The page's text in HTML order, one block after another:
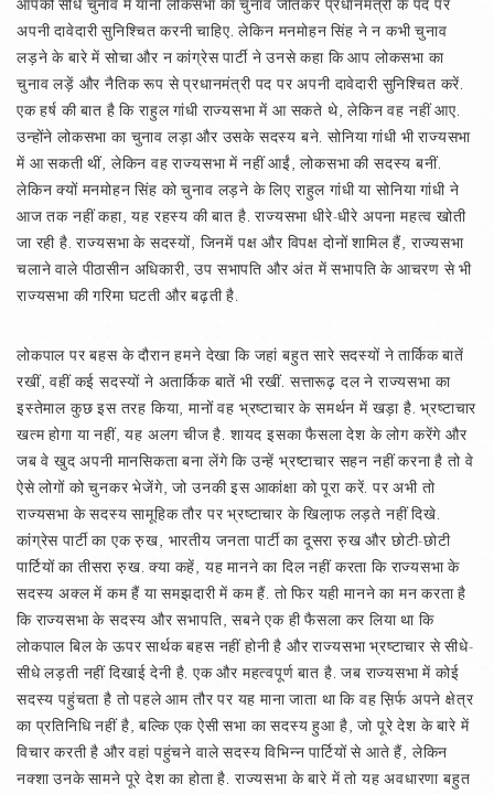
आपको सीधे चुनाव में यानी लोकसभा का चुनाव जीतकर प्रधानमंत्री के पद पर
अपनी दावेदारी सुनिश्चित करनी चाहिए. लेकिन मनमोहन सिंह ने न कभी चुनाव
लड़ने के बारे में सोचा और न कांग्रेस पार्टी ने उनसे कहा कि आप लोकसभा का
चुनाव लड़ें और नैतिक रूप से प्रधानमंत्री पद पर अपनी दावेदारी सुनिश्चित करें.
एक हर्ष की बात है कि राहुल गांधी राज्यसभा में आ सकते थे, लेकिन वह नहीं आए.
उन्होंने लोकसभा का चुनाव लड़ा और उसके सदस्य बने. सोनिया गांधी भी राज्यसभा
में आ सकती थीं, लेकिन वह राज्यसभा में नहीं आईं, लोकसभा की सदस्य बनीं.
लेकिन क्यों मनमोहन सिंह को चुनाव लड़ने के लिए राहुल गांधी या सोनिया गांधी ने
आज तक नहीं कहा, यह रहस्य की बात है. राज्यसभा धीरे-धीरे अपना महत्व खोती
जा रही है. राज्यसभा के सदस्यों, जिनमें पक्ष और विपक्ष दोनों शामिल हैं, राज्यसभा
चलाने वाले पीठासीन अधिकारी, उप सभापति और अंत में सभापति के आचरण से भी
राज्यसभा की गरिमा घटती और बढ़ती है.
लोकपाल पर बहस के दौरान हमने देखा कि जहां बहुत सारे सदस्यों ने तार्किक बातें
रखीं, वहीं कई सदस्यों ने अतार्किक बातें भी रखीं. सत्तारूढ़ दल ने राज्यसभा का
इस्तेमाल कुछ इस तरह किया, मानों वह भ्रष्टाचार के समर्थन में खड़ा है. भ्रष्टाचार
खत्म होगा या नहीं, यह अलग चीज है. शायद इसका फैसला देश के लोग करेंगे और
जब वे खुद अपनी मानसिकता बना लेंगे कि उन्हें भ्रष्टाचार सहन नहीं करना है तो वे
ऐसे लोगों को चुनकर भेजेंगे, जो उनकी इस आकांक्षा को पूरा करें. पर अभी तो
राज्यसभा के सदस्य सामूहिक तौर पर भ्रष्टाचार के खिला़फ लड़ते नहीं दिखे.
कांग्रेस पार्टी का एक रु़ख, भारतीय जनता पार्टी का दूसरा रु़ख और छोटी-छोटी
पार्टियों का तीसरा रु़ख. क्या कहें, यह मानने का दिल नहीं करता कि राज्यसभा के
सदस्य अक्ल में कम हैं या समझदारी में कम हैं. तो फिर यही मानने का मन करता है
कि राज्यसभा के सदस्य और सभापति, सबने एक ही फैसला कर लिया था कि
लोकपाल बिल के ऊपर सार्थक बहस नहीं होनी है और राज्यसभा भ्रष्टाचार से सीधे-
सीधे लड़ती नहीं दिखाई देनी है. एक और महत्वपूर्ण बात है. जब राज्यसभा में कोई
सदस्य पहुंचता है तो पहले आम तौर पर यह माना जाता था कि वह स़िर्फ अपने क्षेत्र
का प्रतिनिधि नहीं है, बल्कि एक ऐसी सभा का सदस्य हुआ है, जो पूरे देश के बारे में
विचार करती है और वहां पहुंचने वाले सदस्य विभिन्न पार्टियों से आते हैं, लेकिन
नक्शा उनके सामने पूरे देश का होता है. राज्यसभा के बारे में तो यह अवधारणा बहुत